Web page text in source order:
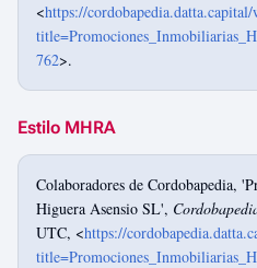
<https://
762>.
Estilo MHRA
Colaboradores de Cordobapedia,
Higuera Asensio SL',
UTC, <https://